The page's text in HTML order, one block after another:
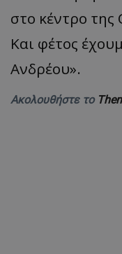
στο κέντρο της
Και φέτος
Ανδρέου».
Ακολουθήστε το